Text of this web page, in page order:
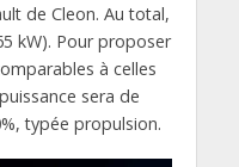
de Cleon. Au total,
kW). Pour proposer
à celles
sera de
typée propulsion.